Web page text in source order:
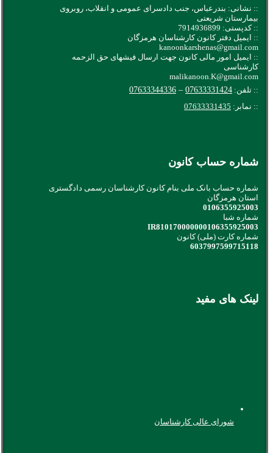
:: نشانی: بندرعباس، جنب دادسرای عمومی و انقلاب، روبروی
بیمارستان شریعتی
:: کدپستی: 7914936899
:: ایمیل دفتر کانون کارشناسان هرمزگان
kanoonkarshenas@gmail.com
:: ایمیل امور مالی کانون جهت ارسال فیشهای حق الزحمه
کارشناسی
malikanoon.K@gmail.com
:: تلفن: 07633331424
–
07633344336
:: نمابر: 07633331435
شماره حساب کانون
شماره حساب بانک ملی بنام کانون کارشناسان رسمی دادگستری
استان هرمزگان
0106355925003
شماره شبا
IR810170000000106355925003
شماره کارت (ملی) کانون
6037997599715118
لینک های مفید
شورای عالی کارشناسان